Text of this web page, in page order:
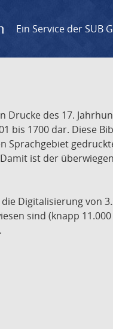
Ein Service der SUB
des 17.
1700 dar. Diese
ist der
Digitalisierung
sind (knapp